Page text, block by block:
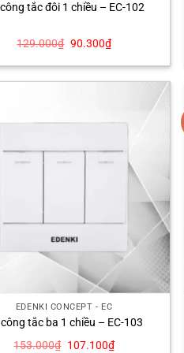
tắc đôi 1 chiều – EC-102
129.000₫ Giá
là:
90.300₫Giá
tại
EDENKI CONCEPT - EC
tắc ba 1 chiều – EC-103
153.000₫ Giá
107.100₫Giá